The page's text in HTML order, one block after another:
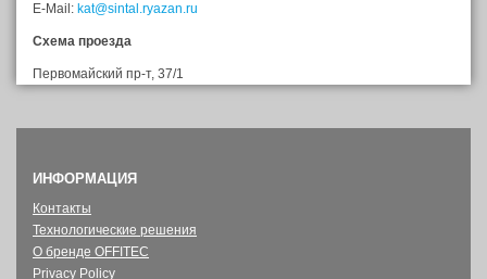
E-Mail: kat@sintal.ryazan.ru
Схема проезда
Первомайский пр-т, 37/1
ИНФОРМАЦИЯ
Контакты
Технологические решения
О бренде OFFITEC
Privacy Policy